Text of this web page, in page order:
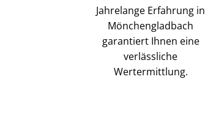
Jahrelange Erfahrung in
Mönchengladbach
garantiert Ihnen eine
verlässliche
Wertermittlung.